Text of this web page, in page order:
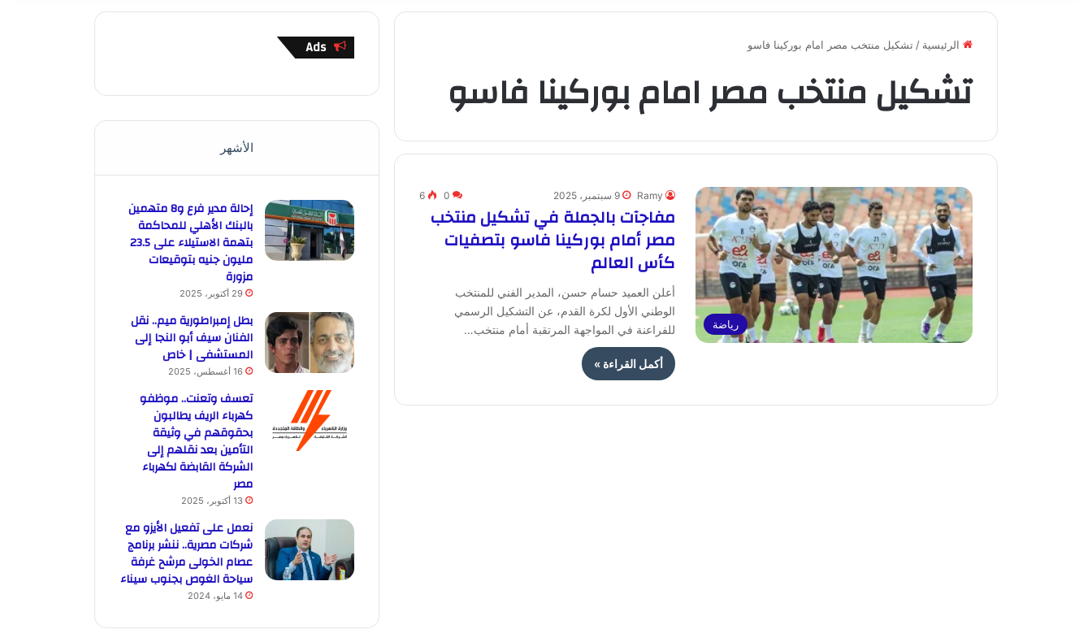
الرئيسية / تشكيل منتخب مصر امام بوركينا فاسو
تشكيل منتخب مصر امام بوركينا فاسو
رياضة
Ramy 9 سبتمبر، 2025 0
6
مفاجآت بالجملة في تشكيل منتخب
مصر أمام بوركينا فاسو بتصفيات
كأس العالم
أعلن العميد حسام حسن، المدير الفني للمنتخب
الوطني الأول لكرة القدم، عن التشكيل الرسمي
للفراعنة في المواجهة المرتقبة أمام منتخب…
أكمل القراءة »
Ads
الأشهر
إحالة مدير فرع و8 متهمين
بالبنك الأهلي للمحاكمة
بتهمة الاستيلاء على 23.5
مليون جنيه بتوقيعات
مزورة
29 أكتوبر، 2025
بطل إمبراطورية ميم.. نقل
الفنان سيف أبو النجا إلى
المستشفى | خاص
16 أغسطس، 2025
تعسف وتعنت.. موظفو
كهرباء الريف يطالبون
بحقوقهم في وثيقة
التأمين بعد نقلهم إلى
الشركة القابضة لكهرباء
مصر
13 أكتوبر، 2025
نعمل على تفعيل الأيزو مع
شركات مصرية.. ننشر برنامج
عصام الخولى مرشح غرفة
سياحة الغوص بجنوب سيناء
14 مايو، 2024